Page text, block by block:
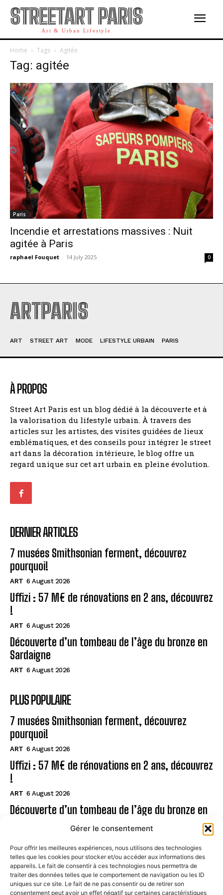
Gérer le consentement
Pour offrir les meilleures expériences, nous utilisons des technologies
telles que les cookies pour stocker et/ou accéder aux informations des
appareils. Le fait de consentir à ces technologies nous permettra de
traiter des données telles que le comportement de navigation ou les ID
uniques sur ce site. Le fait de ne pas consentir ou de retirer son
consentement peut avoir un effet négatif sur certaines caractéristiques
STREETART PARIS
Art & Urban Lifestyle
Home Tags Agitée
Tag: agitée
Paris
Incendie et arrestations massives : Nuit
agitée à Paris
raphael Fouquet - 14 July 2025 0
ARTPARIS
ART STREET ART MODE LIFESTYLE URBAIN PARIS
À PROPOS
Street Art Paris est un blog dédié à la découverte et à
la valorisation du lifestyle urbain. À travers des
articles sur les artistes, des visites guidées de lieux
emblématiques, et des conseils pour intégrer le street
art dans la décoration intérieure, le blog offre un
regard unique sur cet art urbain en pleine évolution.
DERNIER ARTICLES
7 musées Smithsonian ferment, découvrez
pourquoi!
ART 6 August 2026
Uffizi : 57 M€ de rénovations en 2 ans, découvrez
!
ART 6 August 2026
Découverte d’un tombeau de l’âge du bronze en
Sardaigne
ART 6 August 2026
PLUS POPULAIRE
7 musées Smithsonian ferment, découvrez
pourquoi!
ART 6 August 2026
Uffizi : 57 M€ de rénovations en 2 ans, découvrez
!
ART 6 August 2026
Découverte d’un tombeau de l’âge du bronze en
Page
CONTACT